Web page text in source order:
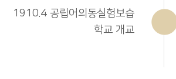
1910.4 공립어의동실험보습
학교 개교